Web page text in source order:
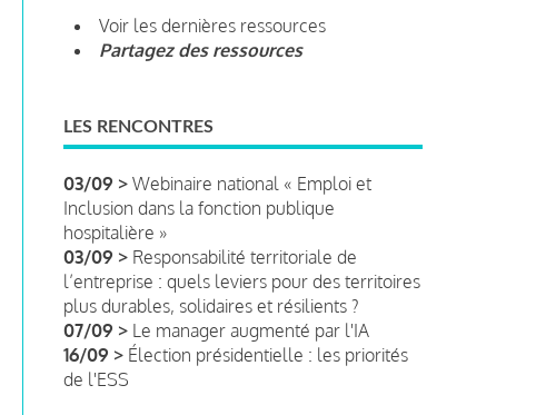
Voir les dernières ressources
Partagez des ressources
LES RENCONTRES
03/09 > Webinaire national « Emploi et
Inclusion dans la fonction publique
hospitalière »
03/09 > Responsabilité territoriale de
l’entreprise : quels leviers pour des territoires
plus durables, solidaires et résilients ?
07/09 > Le manager augmenté par l'IA
16/09 > Élection présidentielle : les priorités
de l'ESS